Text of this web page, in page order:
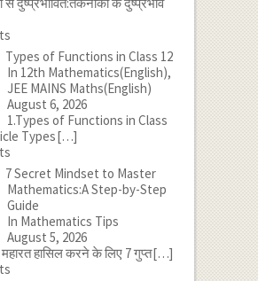
Types of Functions in Class 12
In 12th Mathematics(English),
JEE MAINS Maths(English)
August 6, 2026
1.Types of Functions in Class
Types[…]
7 Secret Mindset to Master
Mathematics:A Step-by-Step
Guide
In Mathematics Tips
August 5, 2026
हासिल करने के लिए 7 गुप्त[…]